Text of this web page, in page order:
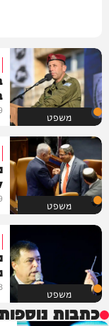
משפט
משפט
משפט
כתבות